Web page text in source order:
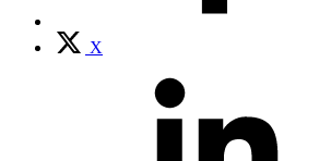
X